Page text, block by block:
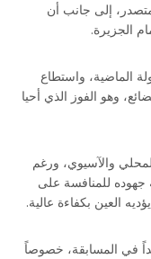
إلى جانب أن
الماضية، واستطاع
وهو الفوز الذي أحيا
والآسيوي، ورغم
جهوده للمنافسة على
العين بكفاءة عالية.
في المسابقة، خصوصاً